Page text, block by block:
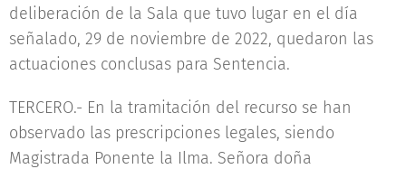
deliberación de la Sala que tuvo lugar en el día
señalado, 29 de noviembre de 2022, quedaron las
actuaciones conclusas para Sentencia.
TERCERO.- En la tramitación del recurso se han
observado las prescripciones legales, siendo
Magistrada Ponente la Ilma. Señora doña